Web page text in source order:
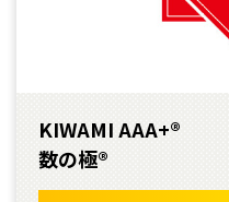
KIWAMI AAA+®
数の極®